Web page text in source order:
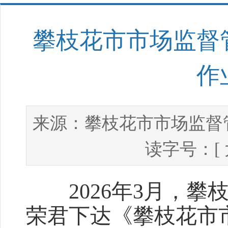
攀枝花市市场监
作
来源： 攀枝花市市场监督
读字号：[
2026年3月，攀枝
荣君下达《攀枝花市